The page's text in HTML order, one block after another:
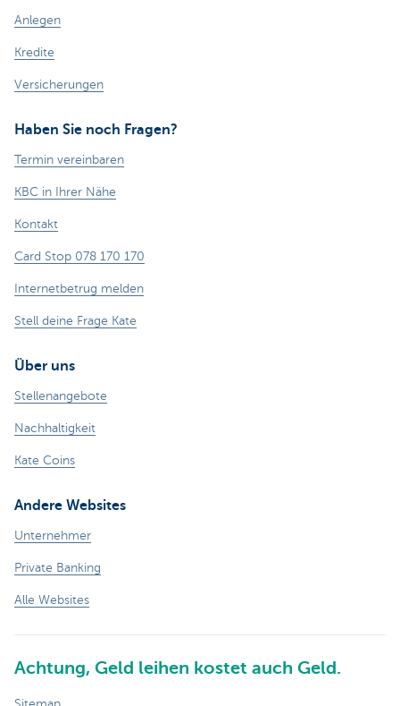
Anlegen
Kredite
Versicherungen
Haben Sie noch Fragen?
Termin vereinbaren
KBC in Ihrer Nähe
Kontakt
Card Stop 078 170 170
Internetbetrug melden
Stell deine Frage Kate
Über uns
Stellenangebote
Nachhaltigkeit
Kate Coins
Andere Websites
Unternehmer
Private Banking
Alle Websites
Achtung, Geld leihen kostet auch Geld.